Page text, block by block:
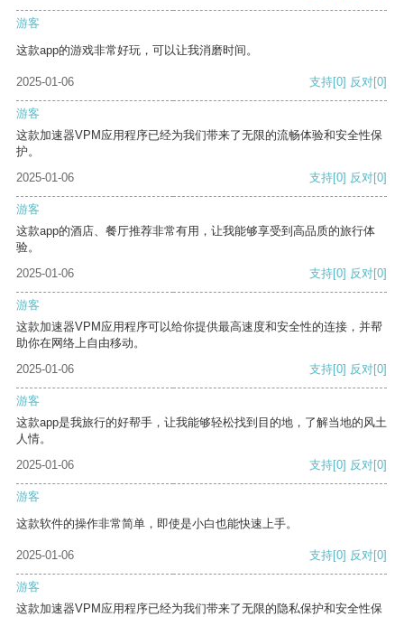
游客
这款app的游戏非常好玩，可以让我消磨时间。
2025-01-06 支持[0] 反对[0]
游客
这款加速器VPM应用程序已经为我们带来了无限的流畅体验和安全性保
护。
2025-01-06
支持[0] 反对[0]
游客
这款app的酒店、餐厅推荐非常有用，让我能够享受到高品质的旅行体
验。
2025-01-06
支持[0] 反对[0]
游客
这款加速器VPM应用程序可以给你提供最高速度和安全性的连接，并帮
助你在网络上自由移动。
2025-01-06
支持[0] 反对[0]
游客
这款app是我旅行的好帮手，让我能够轻松找到目的地，了解当地的风土
人情。
2025-01-06
支持[0] 反对[0]
游客
这款软件的操作非常简单，即使是小白也能快速上手。
2025-01-06 支持[0] 反对[0]
游客
这款加速器VPM应用程序已经为我们带来了无限的隐私保护和安全性保